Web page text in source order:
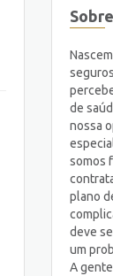
de
nossa
somos
plano
deve
um
A